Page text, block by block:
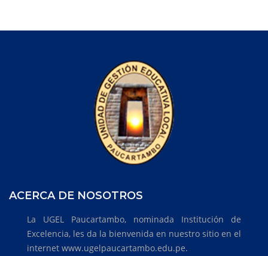
ACERCA DE NOSOTROS
La UGEL Paucartambo, nominada Institución de
Excelencia, les da la bienvenida en nuestro sitio en el
internet www.ugelpaucartambo.edu.pe.